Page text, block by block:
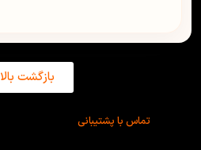
بازگشت بالا
تماس با پشتیبانی